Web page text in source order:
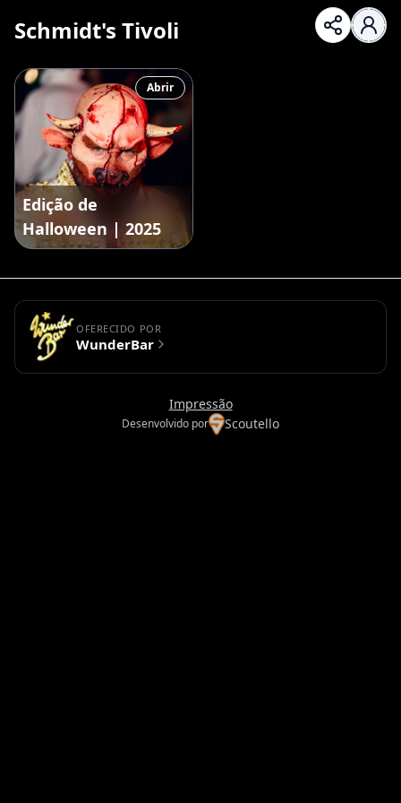
Schmidt's Tivoli
Edição de
Halloween | 2025
Abrir
OFERECIDO POR
WunderBar
Impressão
Desenvolvido por Scoutello